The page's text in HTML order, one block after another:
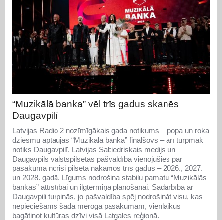
“Muzikālā banka” vēl trīs gadus skanēs
Daugavpilī
Latvijas Radio 2 nozīmīgākais gada notikums – popa un roka
dziesmu aptaujas “Muzikālā banka” finālšovs – arī turpmāk
notiks Daugavpilī. Latvijas Sabiedriskais medijs un
Daugavpils valstspilsētas pašvaldība vienojušies par
pasākuma norisi pilsētā nākamos trīs gadus – 2026., 2027.
un 2028. gadā. Līgums nodrošina stabilu pamatu “Muzikālās
bankas” attīstībai un ilgtermiņa plānošanai. Sadarbība ar
Daugavpili turpinās, jo pašvaldība spēj nodrošināt visu, kas
nepieciešams šāda mēroga pasākumam, vienlaikus
bagātinot kultūras dzīvi visā Latgales reģionā.